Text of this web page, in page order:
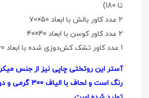
تا 180)
2 عدد کاور بالش با ابعاد 50×70
2 عدد کاور کوسن با ابعاد 40×40
1 عدد کاور تشک کش‌دوزی شده با ابعاد 25x200x160
آستر این روتختی چاپی نیز از جنس
رنگ است و لحاف با